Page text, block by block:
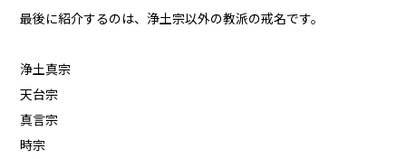
最後に紹介するのは、浄土宗以外の教派の戒名です。
浄土真宗
天台宗
真言宗
時宗